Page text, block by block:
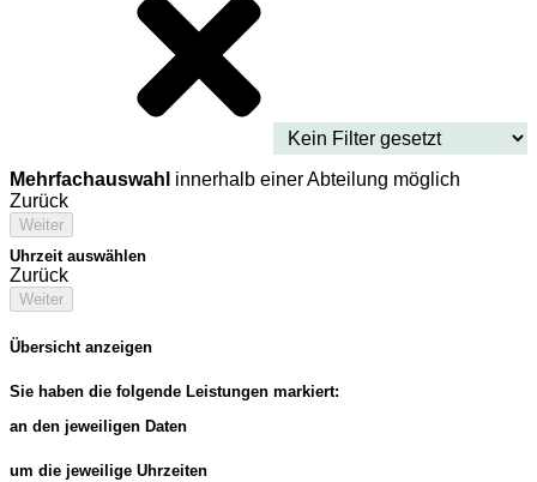
Mehrfachauswahl innerhalb einer Abteilung möglich
Zurück
Weiter
Uhrzeit auswählen
Zurück
Weiter
Übersicht anzeigen
Sie haben die folgende Leistungen markiert:
an den jeweiligen Daten
um die jeweilige Uhrzeiten